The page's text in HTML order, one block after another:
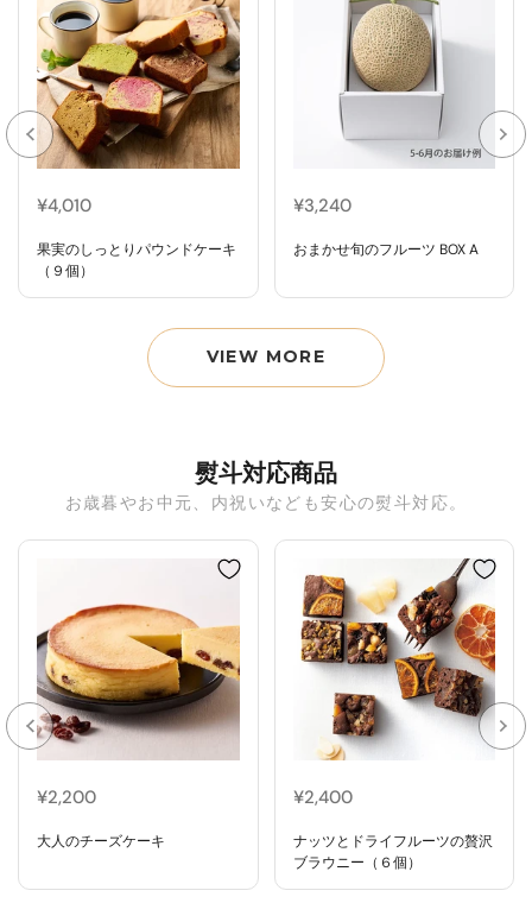
¥4,010
果実のしっとりパウンドケーキ
（９個）
¥3,240
おまかせ旬のフルーツ BOX A
VIEW MORE
熨斗対応商品
お歳暮やお中元、内祝いなども安心の熨斗対応。
¥2,200
大人のチーズケーキ
¥2,400
ナッツとドライフルーツの贅沢
ブラウニー（６個）